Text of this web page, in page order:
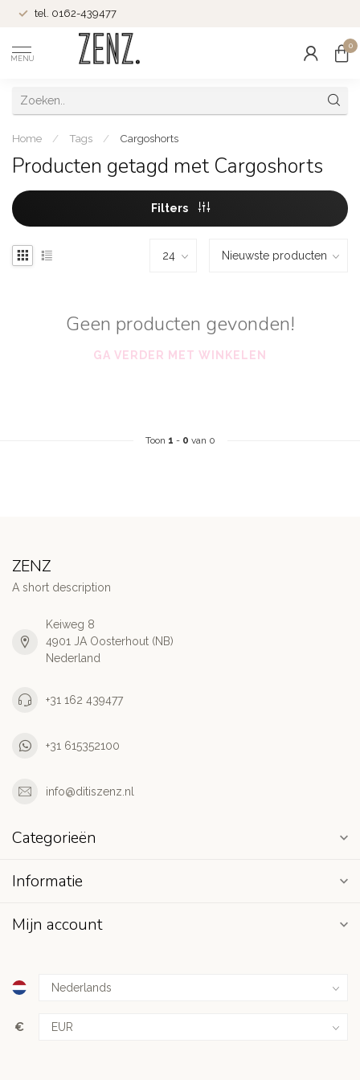
tel. 0162-439477
MENU
0
Home / Tags / Cargoshorts
Producten getagd met Cargoshorts
Filters
Geen producten gevonden!
GA VERDER MET WINKELEN
Toon 1 - 0 van 0
ZENZ
A short description
Keiweg 8
4901 JA Oosterhout (NB)
Nederland
+31 162 439477
+31 615352100
info@ditiszenz.nl
Categorieën
Informatie
Mijn account
€